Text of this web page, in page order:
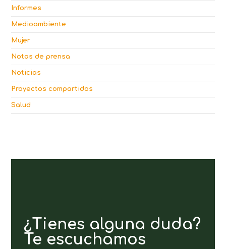
Informes
Medioambiente
Mujer
Notas de prensa
Noticias
Proyectos compartidos
Salud
¿Tienes alguna duda?
Te escuchamos